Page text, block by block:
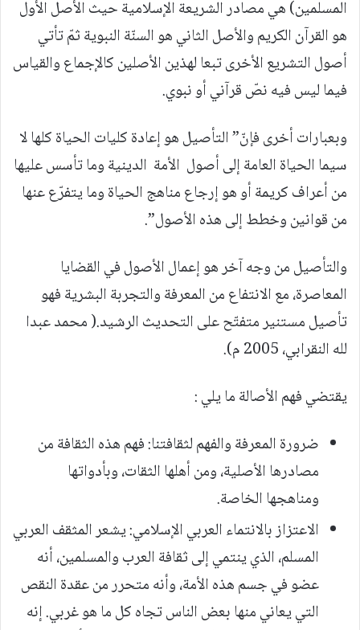
المسلمين) هي مصادر الشريعة الإسلامية حيث الأصل الأول
هو القرآن الكريم والأصل الثاني هو السنّة النبوية ثمّ تأتي
أصول التشريع الأخرى تبعا لهذين الأصلين كالإجماع والقياس
فيما ليس فيه نصّ قرآني أو نبوي.
وبعبارات أخرى فإنّ” التأصيل هو إعادة كليات الحياة كلها لا
سيما الحياة العامة إلى أصول الأمة الدينية وما تأسس عليها
من أعراف كريمة أو هو إرجاع مناهج الحياة وما يتفرّع عنها
من قوانين وخطط إلى هذه الأصول”.
والتأصيل من وجه آخر هو إعمال الأصول في القضايا
المعاصرة، مع الانتفاع من المعرفة والتجربة البشرية فهو
تأصيل مستنير متفتّح على التحديث الرشيد.( محمد عبدا
لله النقرابي، 2005 م).
يقتضي فهم الأصالة ما يلي :
ضرورة المعرفة والفهم لثقافتنا: فهم هذه الثقافة من
مصادرها الأصلية، ومن أهلها الثقات، وبأدواتها
ومناهجها الخاصة.
الاعتزاز بالانتماء العربي الإسلامي: يشعر المثقف العربي
المسلم، الذي ينتمي إلى ثقافة العرب والمسلمين، أنه
عضو في جسم هذه الأمة، وأنه متحرر من عقدة النقص
التي يعاني منها بعض الناس تجاه كل ما هو غربي. إنه